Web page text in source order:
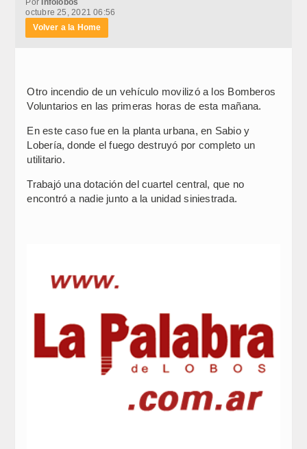
PorInfolobos
octubre 25, 2021 06:56
Volver a la Home
Otro incendio de un vehículo movilizó a los Bomberos
Voluntarios en las primeras horas de esta mañana.
En este caso fue en la planta urbana, en Sabio y
Lobería, donde el fuego destruyó por completo un
utilitario.
Trabajó una dotación del cuartel central, que no
encontró a nadie junto a la unidad siniestrada.